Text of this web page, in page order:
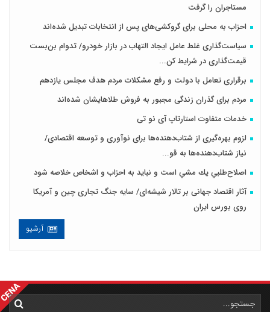
مستاجران را گرفت
احزاب به محلی برای گروکشی‌های پس از انتخابات تبدیل شده‌اند
سیاست‌گذاری غلط عامل ایجاد التهاب در بازار خودرو/ تدوام بن‌بست
قیمت‌گذاری در شرایط کن...
برقراری تعامل با دولت و رفع مشکلات مردم هدف مجلس‌ یازدهم
مردم برای گذران زندگی مجبور به فروش طلاهایشان شده‌اند
خدمات متفاوت استارتاپ آی نو تی
لزوم بهره‌گیری از شتاب‌دهنده‌ها برای نوآوری و توسعه اقتصادی/
نیاز شتاب‌دهنده‌ها به قو...
اصلاح‌طلبي يك مشي است و نبايد به احزاب و اشخاص خلاصه شود
آثار اقتصاد جهانی بر تالار شیشه‌ای/ سایه جنگ تجاری چین و آمریکا
روی بورس ایران
آرشیو